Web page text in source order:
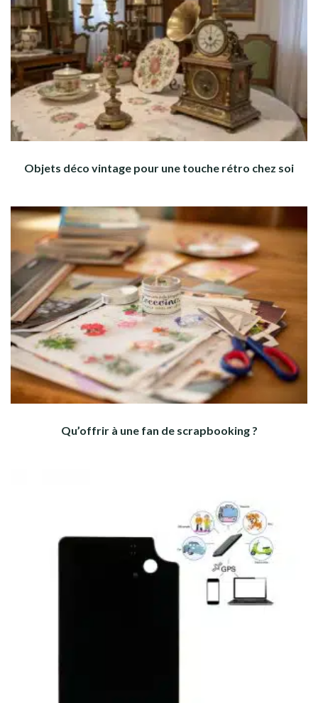
Objets déco vintage pour une touche rétro chez soi
Qu’offrir à une fan de scrapbooking ?